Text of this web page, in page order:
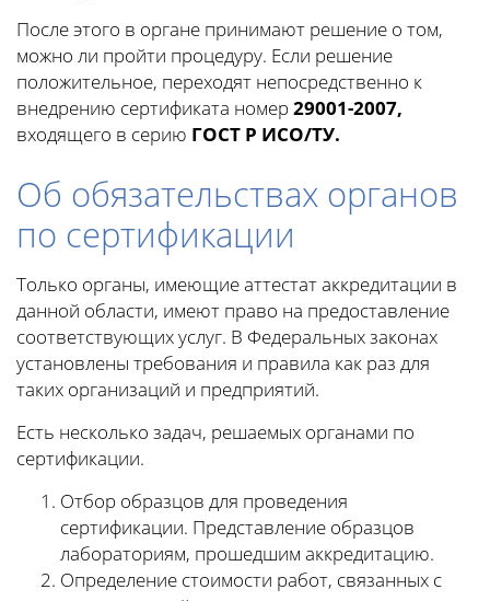
После этого в органе принимают решение о том,
можно ли пройти процедуру. Если решение
положительное, переходят непосредственно к
внедрению сертификата номер29001-2007,
входящего в серию ГОСТ Р ИСО/ТУ.
Об обязательствах органов
по сертификации
Только органы, имеющие аттестат аккредитации в
данной области, имеют право на предоставление
соответствующих услуг. В Федеральных законах
установлены требования и правила как раз для
таких организаций и предприятий.
Есть несколько задач, решаемых органами по
сертификации.
Отбор образцов для проведения
сертификации. Представление образцов
лабораториям, прошедшим аккредитацию.
Определение стоимости работ, связанных с